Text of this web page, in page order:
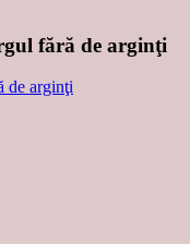
fără de arginţi